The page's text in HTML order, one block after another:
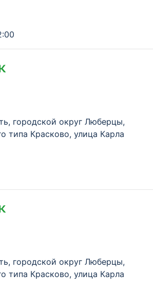
городской округ Люберцы,
типа Красково, улица Карла
городской округ Люберцы,
типа Красково, улица Карла